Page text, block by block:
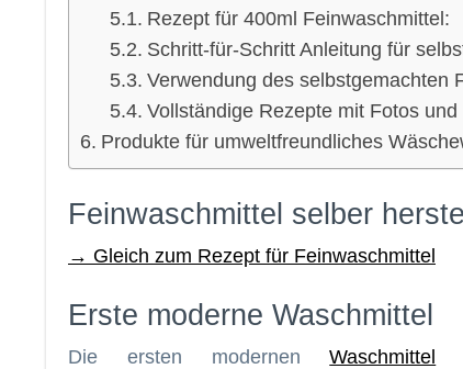
Rezept für 400ml Feinwaschmittel:
Schritt-für-Schritt Anleitung für
Verwendung des selbstgemachten
Vollständige Rezepte mit Fotos
Produkte für umweltfreundliches
Feinwaschmittel selber
→ Gleich zum Rezept für Feinwaschmittel
Erste moderne Waschmittel
Die ersten modernenWaschmittel